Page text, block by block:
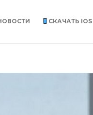
СКАЧАТЬ IOS